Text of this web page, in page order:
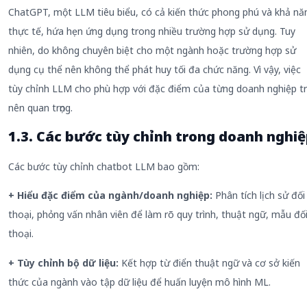
ChatGPT, một LLM tiêu biểu, có cả kiến thức phong phú và khả
thực tế, hứa hẹn ứng dụng trong nhiều trường hợp sử dụng. Tuy
nhiên, do không chuyên biệt cho một ngành hoặc trường hợp sử
dụng cụ thể nên không thể phát huy tối đa chức năng. Vì vậy, việc
tùy chỉnh LLM cho phù hợp với đặc điểm của từng doanh nghiệp
nên quan trọng.
1.3. Các bước tùy chỉnh trong doanh
Các bước tùy chỉnh chatbot LLM bao gồm:
+ Hiểu đặc điểm của ngành/doanh nghiệp: Phân tích lịch sử đối
thoại, phỏng vấn nhân viên để làm rõ quy trình, thuật ngữ, mẫu đối
thoại.
+ Tùy chỉnh bộ dữ liệu: Kết hợp từ điển thuật ngữ và cơ sở kiến
thức của ngành vào tập dữ liệu để huấn luyện mô hình ML.